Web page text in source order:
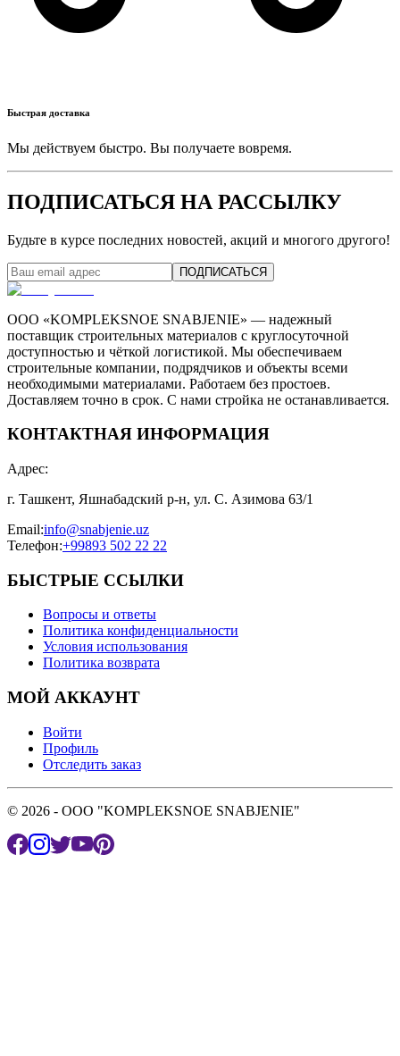
Быстрая доставка
Мы действуем быстро. Вы получаете вовремя.
ПОДПИСАТЬСЯ НА РАССЫЛКУ
Будьте в курсе последних новостей, акций и многого другого!
ПОДПИСАТЬСЯ
ООО «KOMPLEKSNOE SNABJENIE» — надежный
поставщик строительных материалов с круглосуточной
доступностью и чёткой логистикой. Мы обеспечиваем
строительные компании, подрядчиков и объекты всеми
необходимыми материалами. Работаем без простоев.
Доставляем точно в срок. С нами стройка не останавливается.
КОНТАКТНАЯ ИНФОРМАЦИЯ
Адрес:
г. Ташкент, Яшнабадский р-н, ул. С. Азимова 63/1
Email:info@snabjenie.uz
Телефон:+99893 502 22 22
БЫСТРЫЕ ССЫЛКИ
Вопросы и ответы
Политика конфиденциальности
Условия использования
Политика возврата
МОЙ АККАУНТ
Войти
Профиль
Отследить заказ
© 2026 - OOO "KOMPLEKSNOE SNABJENIE"